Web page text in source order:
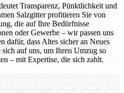
Transparenz, Pünktlichkeit und
Salzgitter profitieren Sie von
die auf Ihre Bedürfnisse
oder Gewerbe – wir passen uns
dafür, dass Altes sicher an Neues
auf uns, um Ihren Umzug so
– mit Expertise, die sich zahlt.